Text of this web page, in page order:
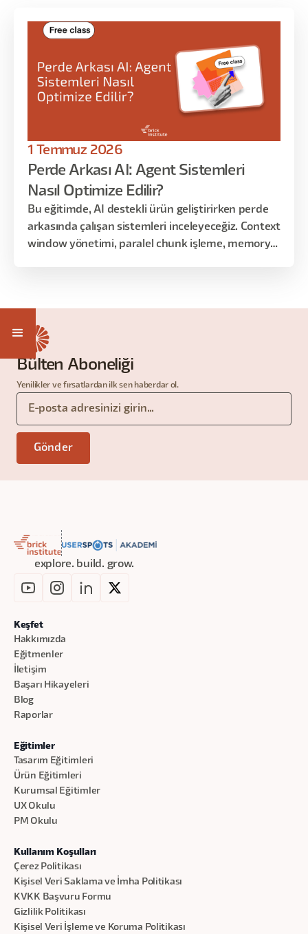
1 Temmuz 2026
Perde Arkası AI: Agent Sistemleri
Nasıl Optimize Edilir?
Bu eğitimde, AI destekli ürün geliştirirken perde
arkasında çalışan sistemleri inceleyeceğiz. Context
window yönetimi, paralel chunk işleme, memory
Bülten Aboneliği
Yenilikler ve fırsatlardan ilk sen haberdar ol.
explore. build. grow.
Keşfet
Hakkımızda
Eğitmenler
İletişim
Başarı Hikayeleri
Blog
Raporlar
Eğitimler
Tasarım Eğitimleri
Ürün Eğitimleri
Kurumsal Eğitimler
UX Okulu
PM Okulu
Kullanım Koşulları
Çerez Politikası
Kişisel Veri Saklama ve İmha Politikası
KVKK Başvuru Formu
Gizlilik Politikası
Kişisel Veri İşleme ve Koruma Politikası